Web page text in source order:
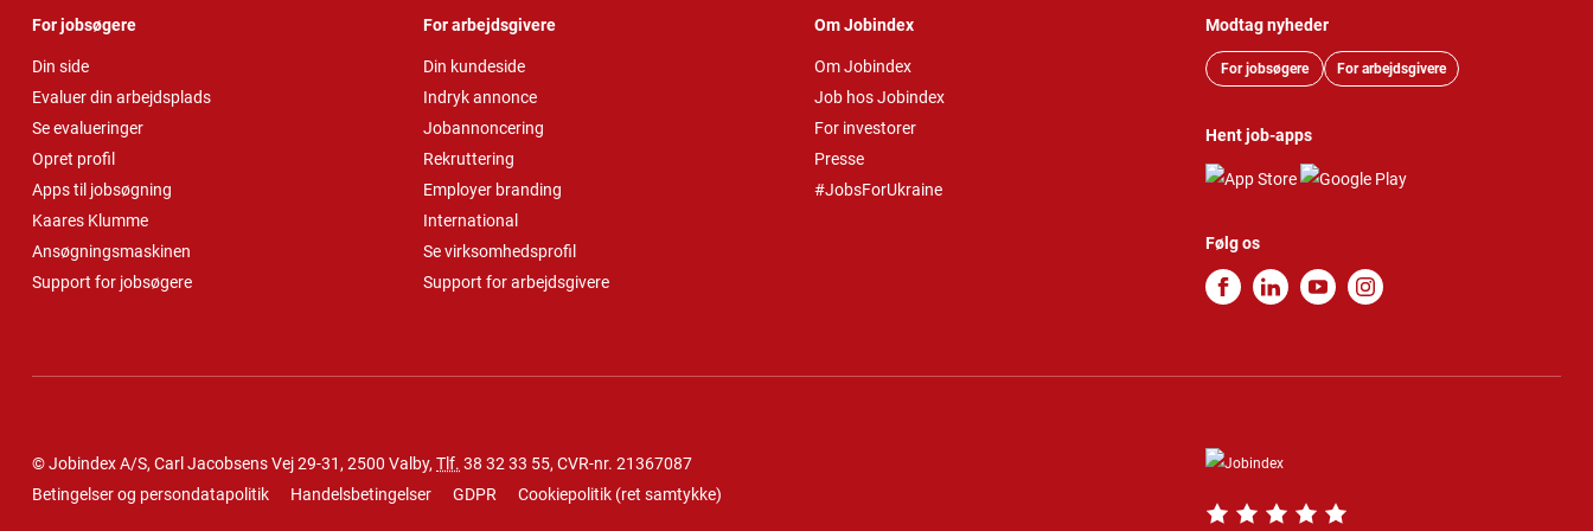
For jobsøgere
Din side
Evaluer din arbejdsplads
Se evalueringer
Opret profil
Apps til jobsøgning
Kaares Klumme
Ansøgningsmaskinen
Support for jobsøgere
For arbejdsgivere
Din kundeside
Indryk annonce
Jobannoncering
Rekruttering
Employer branding
International
Se virksomhedsprofil
Support for arbejdsgivere
Om Jobindex
Om Jobindex
Job hos Jobindex
For investorer
Presse
#JobsForUkraine
Modtag nyheder
For jobsøgere For arbejdsgivere
Hent job-apps
Følg os
© Jobindex A/S, Carl Jacobsens Vej 29-31, 2500 Valby, Tlf. 38 32 33 55, CVR-nr. 21367087
Betingelser og persondatapolitik
Handelsbetingelser GDPR Cookiepolitik (ret samtykke)